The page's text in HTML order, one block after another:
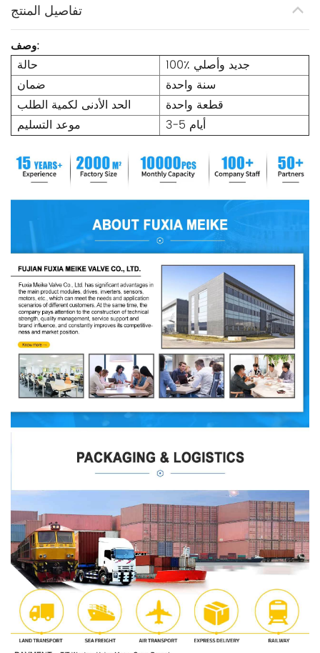
تفاصيل المنتج
وصف:
حالة
100٪ جديد وأصلي
ضمان
سنة واحدة
الحد الأدنى لكمية الطلب
قطعة واحدة
موعد التسليم
3-5 أيام